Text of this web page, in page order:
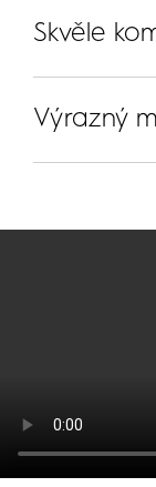
Skvěle
Příslušenství
Výrazný